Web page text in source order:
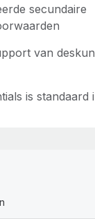
secundaire
van
is standaard